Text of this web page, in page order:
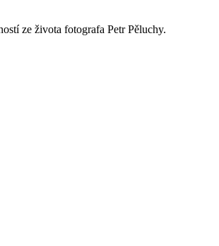
ze života fotografa Petr Pěluchy.